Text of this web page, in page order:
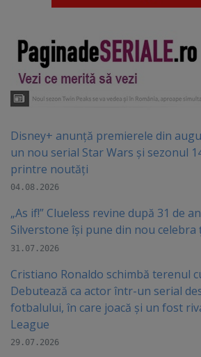
Disney+ anunță premierele din
un nou serial Star Wars și sezonul
printre noutăți
04.08.2026
„As if!” Clueless revine după 31 de
Silverstone își pune din nou
31.07.2026
Cristiano Ronaldo schimbă terenul
Debutează ca actor într-un serial
fotbalului, în care joacă şi un fost
League
29.07.2026